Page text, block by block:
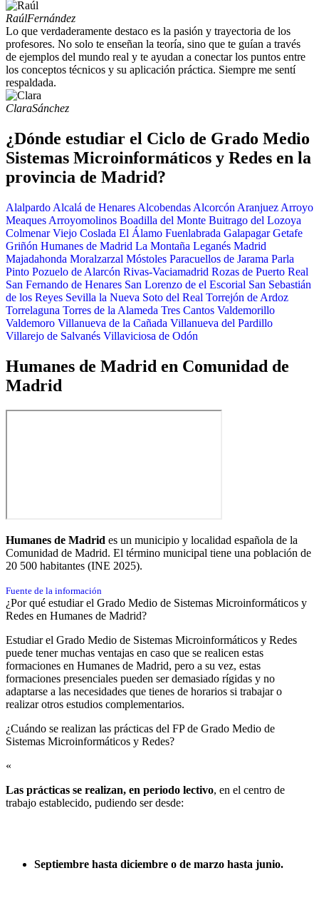
RaúlFernández
Lo que verdaderamente destaco es la pasión y trayectoria de los
profesores. No solo te enseñan la teoría, sino que te guían a través
de ejemplos del mundo real y te ayudan a conectar los puntos entre
los conceptos técnicos y su aplicación práctica. Siempre me sentí
respaldada.
ClaraSánchez
¿Dónde estudiar el Ciclo de Grado Medio
Sistemas Microinformáticos y Redes en la
provincia de Madrid?
Alalpardo Alcalá de Henares Alcobendas Alcorcón Aranjuez Arroyo
Meaques Arroyomolinos Boadilla del Monte Buitrago del Lozoya
Colmenar Viejo Coslada El Álamo Fuenlabrada Galapagar Getafe
Griñón Humanes de Madrid La Montaña Leganés Madrid
Majadahonda Moralzarzal Móstoles Paracuellos de Jarama Parla
Pinto Pozuelo de Alarcón Rivas-Vaciamadrid Rozas de Puerto Real
San Fernando de Henares San Lorenzo de el Escorial San Sebastián
de los Reyes Sevilla la Nueva Soto del Real Torrejón de Ardoz
Torrelaguna Torres de la Alameda Tres Cantos Valdemorillo
Valdemoro Villanueva de la Cañada Villanueva del Pardillo
Villarejo de Salvanés Villaviciosa de Odón
Humanes de Madrid en Comunidad de
Madrid
Humanes de Madrid es un municipio y localidad española de la
Comunidad de Madrid. El término municipal tiene una población de
20 500 habitantes (INE 2025).
Fuente de la información
¿Por qué estudiar el Grado Medio de Sistemas Microinformáticos y
Redes en Humanes de Madrid?
Estudiar el Grado Medio de Sistemas Microinformáticos y Redes
puede tener muchas ventajas en caso que se realicen estas
formaciones en Humanes de Madrid, pero a su vez, estas
formaciones presenciales pueden ser demasiado rígidas y no
adaptarse a las necesidades que tienes de horarios si trabajar o
realizar otros estudios complementarios.
¿Cuándo se realizan las prácticas del FP de Grado Medio de
Sistemas Microinformáticos y Redes?​
«
Las prácticas se realizan, en periodo lectivo, en el centro de
trabajo establecido, pudiendo ser desde:
Septiembre hasta diciembre o de marzo hasta junio.